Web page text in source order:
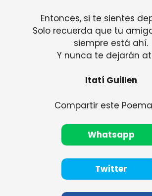
Entonces, si te sientes
Solo recuerda que tu
siempre está ahí.
Y nunca te dejarán
Itatí Guillen
Compartir este
Whatsapp
Twitter